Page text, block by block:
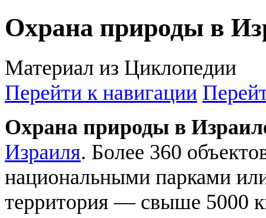
Охрана природы в
Материал из Циклопедии
Перейти к навигации
Охрана природы в
Израиля. Более 360
национальными парками
территория — свыше 5000